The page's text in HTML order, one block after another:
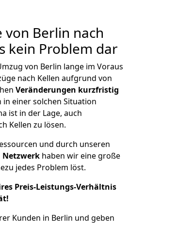
Berlin nach
kein Problem dar
von Berlin lange im Voraus
nach Kellen aufgrund von
Veränderungen kurzfristig
in einer solchen Situation
ist in der Lage, auch
Kellen zu lösen.
und durch unseren
haben wir eine große
jedes Problem löst.
Preis-Leistungs-Verhältnis
Kunden in Berlin und geben